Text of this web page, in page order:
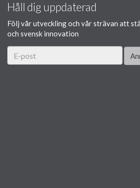
Håll dig uppdaterad
Följ vår utveckling och vår strävan att
och svensk innovation